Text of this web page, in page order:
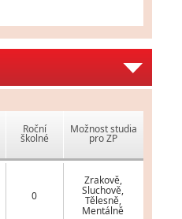
Roční
školné
Možnost studia
pro ZP
0
Zrakově,
Sluchově,
Tělesně,
Mentálně